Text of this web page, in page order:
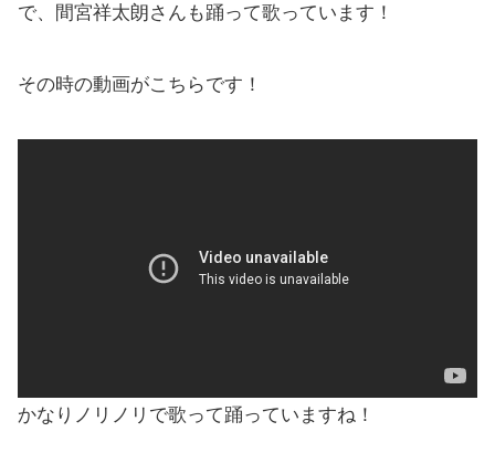
で、間宮祥太朗さんも踊って歌っています！
その時の動画がこちらです！
かなりノリノリで歌って踊っていますね！